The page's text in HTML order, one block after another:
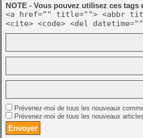
NOTE - Vous pouvez utilisez ces tags
<a href="" title=""> <abbr
<cite> <code> <del
Prévenez-moi de tous les nouveaux
Prévenez-moi de tous les nouveaux